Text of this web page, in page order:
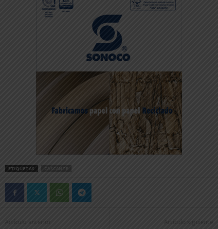
ETIQUETAS CASCANTE
Artículo anterior Artículo siguiente